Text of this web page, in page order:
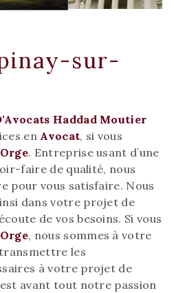
sur-
Haddad Moutier
en Avocat, si vous
. Entreprise usant d’une
faire de qualité, nous
pour vous satisfaire. Nous
dans votre projet de
de vos besoins. Si vous
, nous sommes à votre
les
à votre projet de
avant tout notre passion